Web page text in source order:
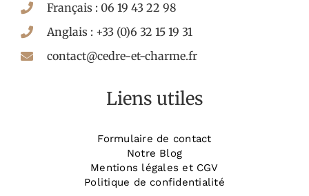
Français : 06 19 43 22 98
Anglais : +33 (0)6 32 15 19 31
contact@cedre-et-charme.fr
Liens utiles
Formulaire de contact
Notre Blog
Mentions légales et CGV
Politique de confidentialité